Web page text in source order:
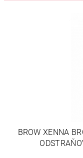
BROW XENNA